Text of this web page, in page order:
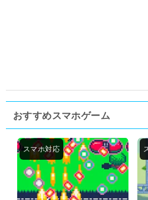
おすすめスマホゲーム